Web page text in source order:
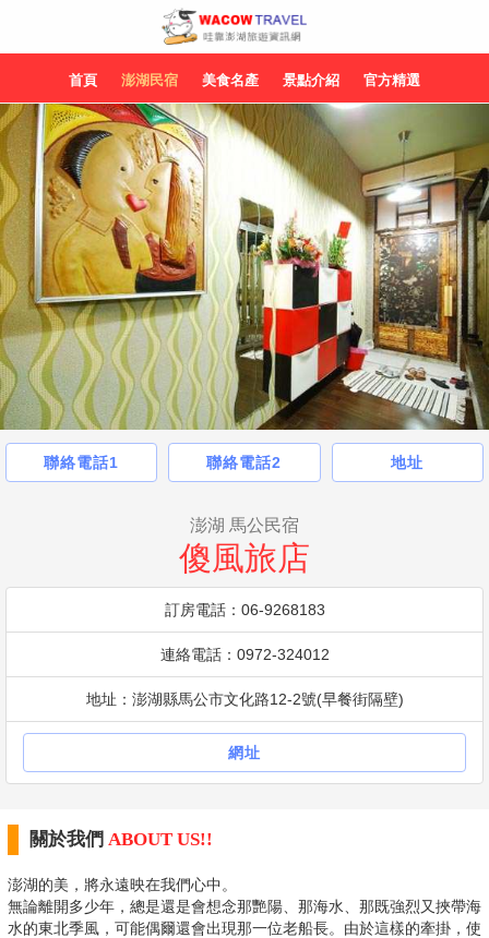
首頁 澎湖民宿 美食名產 景點介紹 官方精選
聯絡電話1 聯絡電話2 地址
澎湖 馬公民宿
傻風旅店
訂房電話：06-9268183
連絡電話：0972-324012
地址：澎湖縣馬公市文化路12-2號(早餐街隔壁)
網址
關於我們 ABOUT US!!
澎湖的美，將永遠映在我們心中。
無論離開多少年，總是還是會想念那艷陽、那海水、那既強烈又挾帶海
水的東北季風，可能偶爾還會出現那一位老船長。由於這樣的牽掛，使